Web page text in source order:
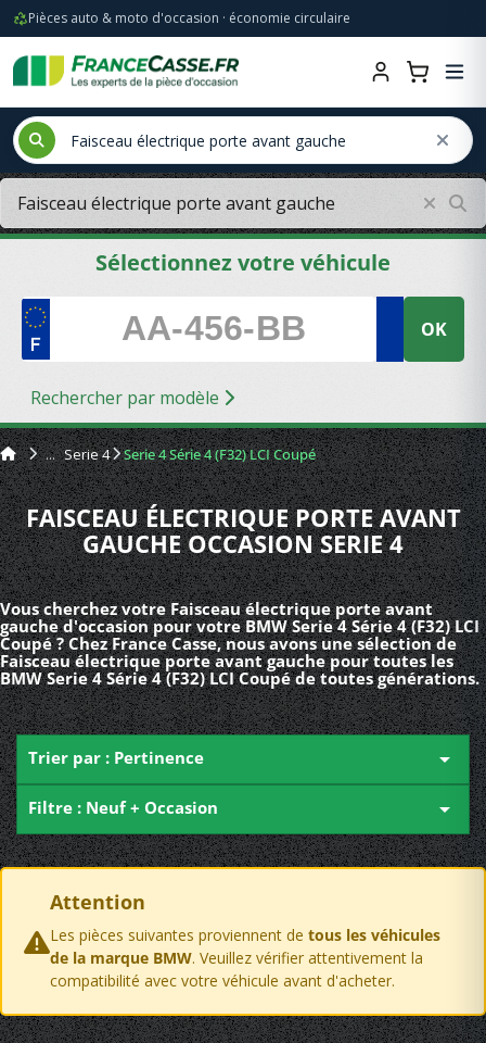
Pièces auto & moto d'occasion · économie circulaire
Sélectionnez votre véhicule
OK
Rechercher par modèle
Serie 4 Serie 4 Série 4 (F32) LCI Coupé
FAISCEAU ÉLECTRIQUE PORTE AVANT
GAUCHE OCCASION SERIE 4
Vous cherchez votre Faisceau électrique porte avant
gauche d'occasion pour votre BMW Serie 4 Série 4 (F32) LCI
Coupé ? Chez France Casse, nous avons une sélection de
Faisceau électrique porte avant gauche pour toutes les
BMW Serie 4 Série 4 (F32) LCI Coupé de toutes générations.
Trier par : Pertinence 
Filtre : Neuf + Occasion 
Attention
Les pièces suivantes proviennent de tous les véhicules
de la marque BMW. Veuillez vérifier attentivement la
compatibilité avec votre véhicule avant d'acheter.